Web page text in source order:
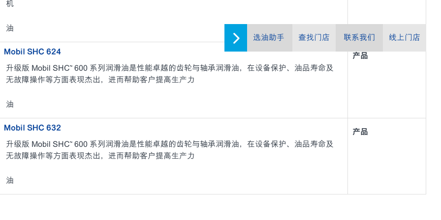
选油助手 查找门店 联系我们 线上门店
机
油
Mobil SHC 624
升级版 Mobil SHC™ 600 系列润滑油是性能卓越的齿轮与轴承润滑油，在设备保护、油品寿命及
无故障操作等方面表现杰出，进而帮助客户提高生产力
油
产品
Mobil SHC 632
升级版 Mobil SHC™ 600 系列润滑油是性能卓越的齿轮与轴承润滑油，在设备保护、油品寿命及
无故障操作等方面表现杰出，进而帮助客户提高生产力
油
产品